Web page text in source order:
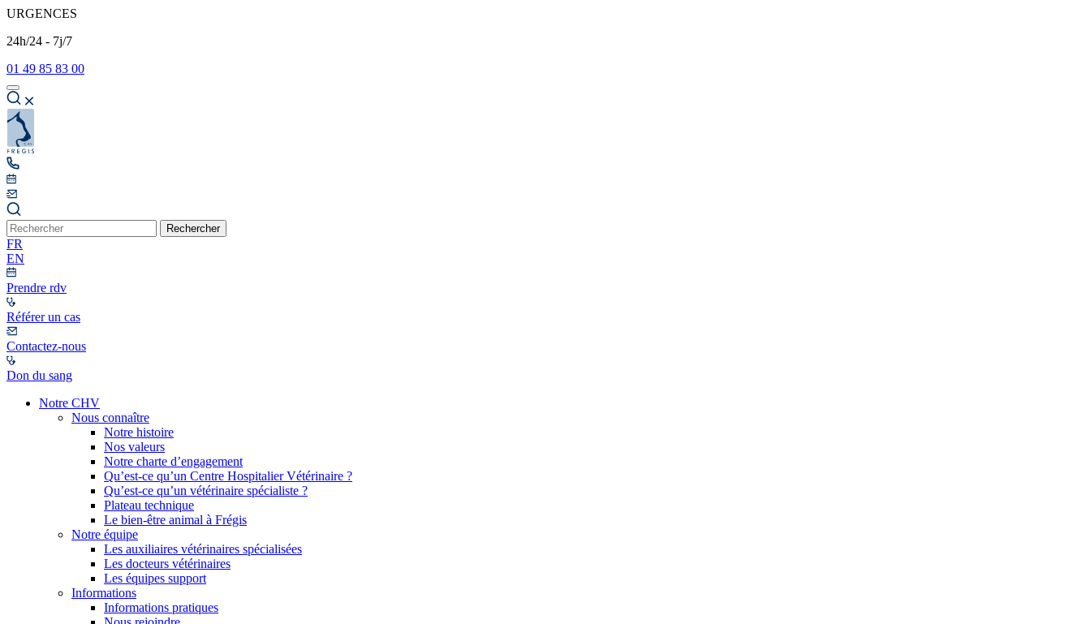
URGENCES
24h/24 - 7j/7
01 49 85 83 00
Rechercher
FR
EN
Prendre rdv
Référer un cas
Contactez-nous
Don du sang
Notre CHV
Nous connaître
Notre histoire
Nos valeurs
Notre charte d’engagement
Qu’est-ce qu’un Centre Hospitalier Vétérinaire ?
Qu’est-ce qu’un vétérinaire spécialiste ?
Plateau technique
Le bien-être animal à Frégis
Notre équipe
Les auxiliaires vétérinaires spécialisées
Les docteurs vétérinaires
Les équipes support
Informations
Informations pratiques